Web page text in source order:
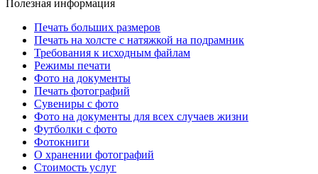
Полезная информация
Печать больших размеров
Печать на холсте c натяжкой на подрамник
Требования к исходным файлам
Режимы печати
Фото на документы
Печать фотографий
Сувениры с фото
Фото на документы для всех случаев жизни
Футболки с фото
Фотокниги
О хранении фотографий
Стоимость услуг